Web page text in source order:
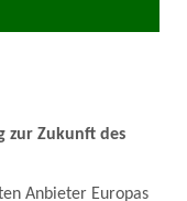
zur Zukunft des
Anbieter Europas